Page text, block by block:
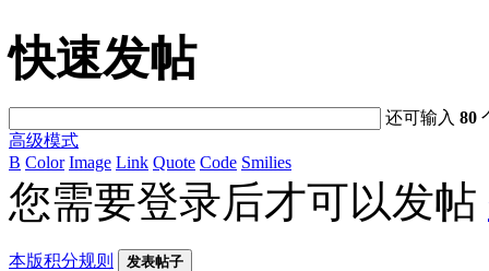
快速发帖
还可输入80
高级模式
B Color Image Link Quote Code Smilies
您需要登录后才可以发帖
本版积分规则 发表帖子